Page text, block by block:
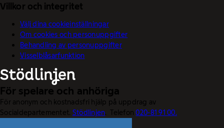
Villkor och integritet
Välj dina cookieinställningar
Om cookies och personuppgifter
Behandling av personuppgifter
Visselblåsarfunktion
För spelare och anhöriga
För anonym och kostnadsfri hjälp på uppdrag av
Socialdepartementet. Stödlinjen. Telefon020-81 91 00.